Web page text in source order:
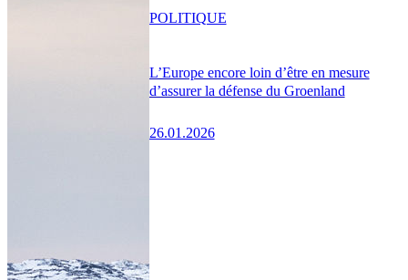
L’Europe encore loin d’être en mesure
d’assurer la défense du Groenland
26.01.2026
POLITIQUE